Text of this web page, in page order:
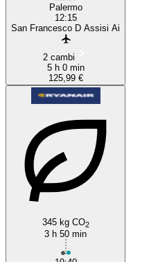
Palermo
12:15
San Francesco D Assisi Ai
2 cambi
5 h 0 min
125,99 €
345 kg CO2
3 h 50 min